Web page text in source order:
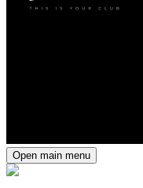
Open main menu